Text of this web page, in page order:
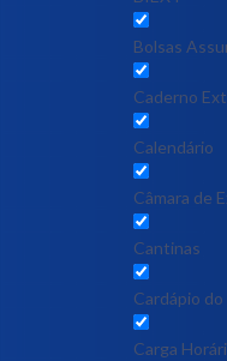
Bolsas
Caderno
Calendário
Câmara de
Cantinas
Cardápio
Carga